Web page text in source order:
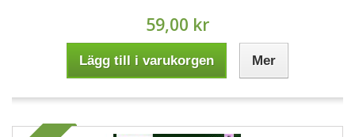
59,00 kr
Lägg till i varukorgen Mer